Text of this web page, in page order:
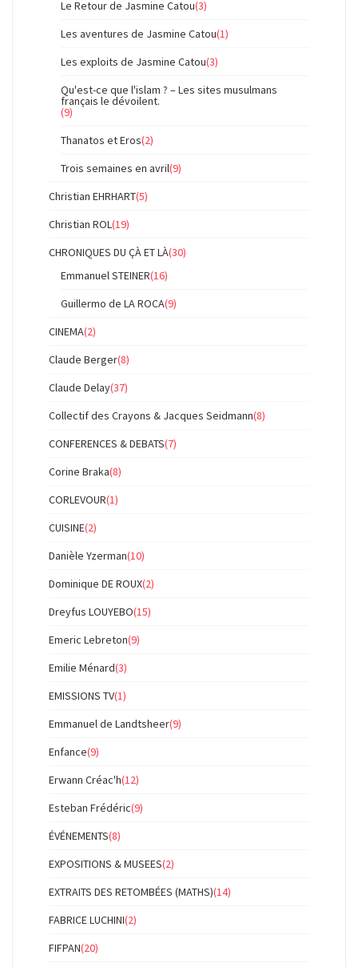
Le Retour de Jasmine Catou(3)
Les aventures de Jasmine Catou(1)
Les exploits de Jasmine Catou(3)
Qu'est-ce que l'islam ? – Les sites musulmans
français le dévoilent.
(9)
Thanatos et Eros(2)
Trois semaines en avril(9)
Christian EHRHART(5)
Christian ROL (19)
CHRONIQUES DU ÇÀ ET LÀ(30)
Emmanuel STEINER(16)
Guillermo de LA ROCA(9)
CINEMA(2)
Claude Berger(8)
Claude Delay(37)
Collectif des Crayons & Jacques Seidmann(8)
CONFERENCES & DEBATS(7)
Corine Braka(8)
CORLEVOUR(1)
CUISINE(2)
Danièle Yzerman(10)
Dominique DE ROUX(2)
Dreyfus LOUYEBO(15)
Emeric Lebreton(9)
Emilie Ménard(3)
EMISSIONS TV(1)
Emmanuel de Landtsheer(9)
Enfance(9)
Erwann Créac'h(12)
Esteban Frédéric(9)
ÉVÉNEMENTS(8)
EXPOSITIONS & MUSEES(2)
EXTRAITS DES RETOMBÉES (MATHS)(14)
FABRICE LUCHINI(2)
FIFPAN(20)